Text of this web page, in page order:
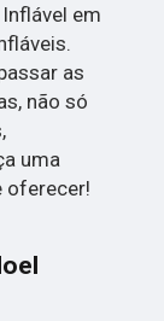
em
as
não só
uma
oferecer!